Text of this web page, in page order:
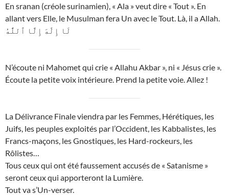
En sranan (créole surinamien), « Ala » veut dire « Tout ». En
allant vers Elle, le Musulman fera Un avec le Tout. Là, il a Allah.
لَا إِلَٰهَ إِلَّا ٱللَّٰهُ
N’écoute ni Mahomet qui crie « Allahu Akbar », ni « Jésus crie ».
Écoute la petite voix intérieure. Prend la petite voie. Allez !
La Délivrance Finale viendra par les Femmes, Hérétiques, les
Juifs, les peuples exploités par l’Occident, les Kabbalistes, les
Francs-maçons, les Gnostiques, les Hard-rockeurs, les
Rôlistes…
Tous ceux qui ont été faussement accusés de « Satanisme »
seront ceux qui apporteront la Lumière.
Tout va s’Un-verser.